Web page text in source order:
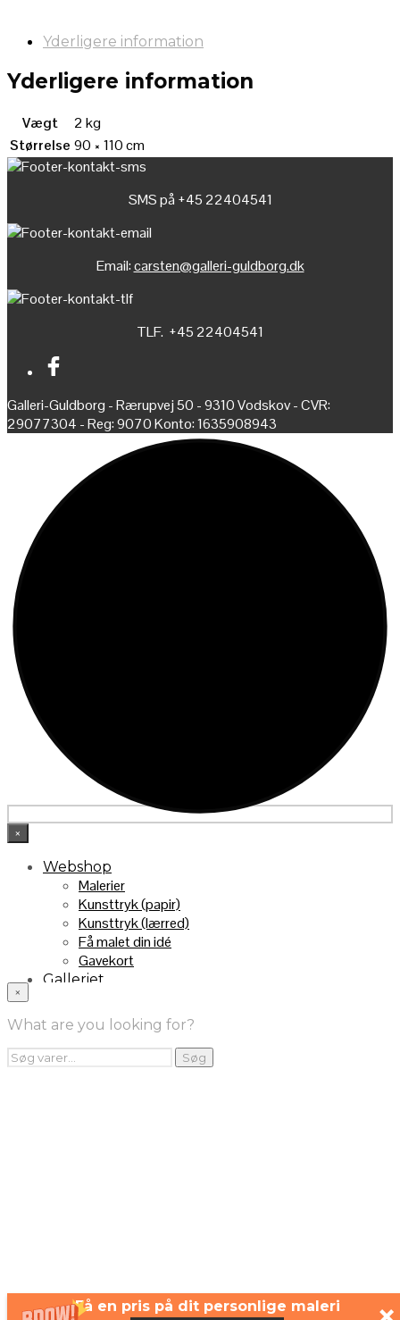
Få en pris på dit personlige maleri
Yderligere information
Yderligere information
Vægt
2 kg
Størrelse 90 × 110 cm
SMS på +45 22404541
Email:carsten@galleri-guldborg.dk
TLF. +45 22404541
Galleri-Guldborg - Rærupvej 50 - 9310 Vodskov - CVR:
29077304 - Reg: 9070 Konto: 1635908943
×
Webshop
Malerier
Kunsttryk (papir)
Kunsttryk (lærred)
Få malet din idé
Gavekort
Galleriet
Handelsebetingelser
Returnering
FRA TV
Videoklip fra TV2
×
What are you looking for?
Søg
efter:
Søg